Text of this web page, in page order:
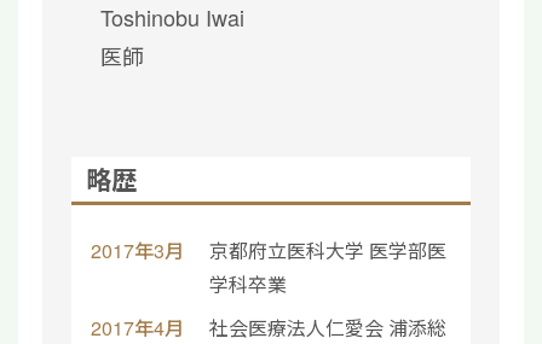
Toshinobu Iwai
医師
略歴
2017年3月
京都府立医科大学 医学部医
学科卒業
2017年4月
社会医療法人仁愛会 浦添総